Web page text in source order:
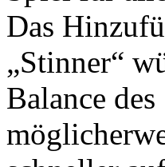
Das
„Stinner“
Balance